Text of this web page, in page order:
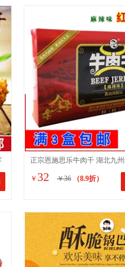
正宗恩施思乐牛肉干 湖北九
克麻辣味 特产小吃零食
￥ 32 ￥36 （8.9折）